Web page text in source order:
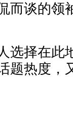
而谈的领
选择在此
题热度，